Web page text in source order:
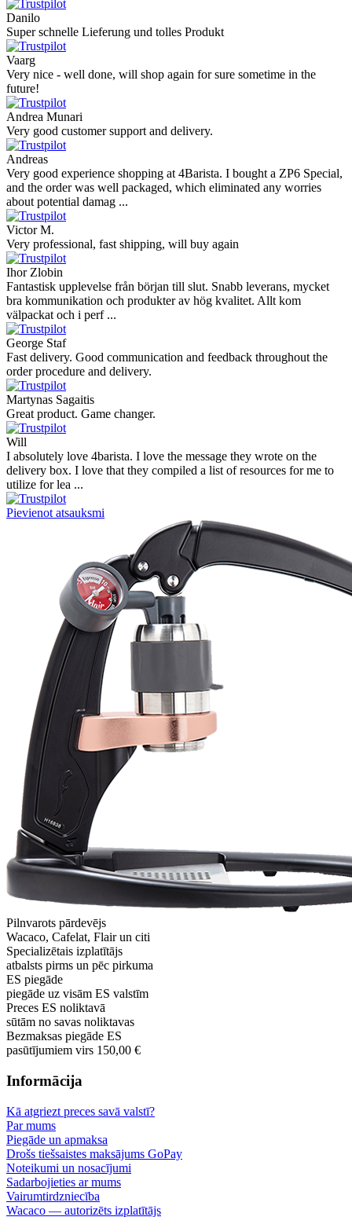
Danilo
Super schnelle Lieferung und tolles Produkt
Vaarg
Very nice - well done, will shop again for sure sometime in the
future!
Andrea Munari
Very good customer support and delivery.
Andreas
Very good experience shopping at 4Barista. I bought a ZP6 Special,
and the order was well packaged, which eliminated any worries
about potential damag ...
Victor M.
Very professional, fast shipping, will buy again
Ihor Zlobin
Fantastisk upplevelse från början till slut. Snabb leverans, mycket
bra kommunikation och produkter av hög kvalitet. Allt kom
välpackat och i perf ...
George Staf
Fast delivery. Good communication and feedback throughout the
order procedure and delivery.
Martynas Sagaitis
Great product. Game changer.
Will
I absolutely love 4barista. I love the message they wrote on the
delivery box. I love that they compiled a list of resources for me to
utilize for lea ...
Pievienot atsauksmi
Pilnvarots pārdevējs
Wacaco, Cafelat, Flair un citi
Specializētais izplatītājs
atbalsts pirms un pēc pirkuma
ES piegāde
piegāde uz visām ES valstīm
Preces ES noliktavā
sūtām no savas noliktavas
Bezmaksas piegāde ES
pasūtījumiem virs 150,00 €
Informācija
Kā atgriezt preces savā valstī?
Par mums
Piegāde un apmaksa
Drošs tiešsaistes maksājums GoPay
Noteikumi un nosacījumi
Sadarbojieties ar mums
Vairumtirdzniecība
Wacaco — autorizēts izplatītājs